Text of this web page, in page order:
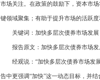
市场关注。在政策的鼓励下，资本市
键领域聚集；有助于提升市场的活跃
关键词：加快多层次债券市场发展
报告原文：加快多层次债券市场
经观说：“加快多层次债券市场发
告中更强调“加快”这一动态目标，并